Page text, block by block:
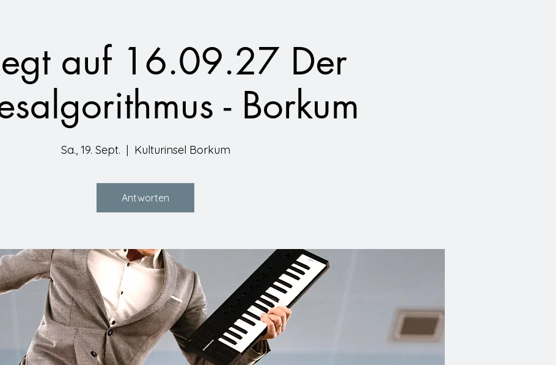
auf 16.09.27 Der
- Borkum
Sa., 19. Sept.
  |
Kulturinsel Borkum
Antworten